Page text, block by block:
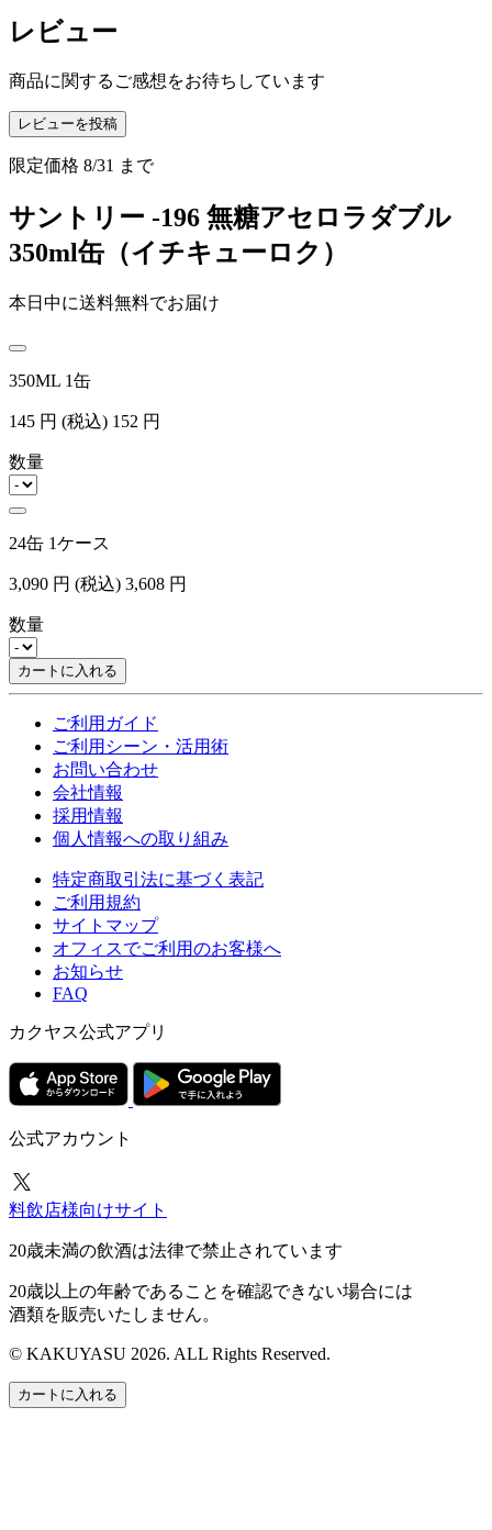
レビュー
商品に関するご感想をお待ちしています
レビューを投稿
限定価格 8/31 まで
サントリー -196 無糖アセロラダブル
350ml缶（イチキューロク）
本日中に送料無料でお届け
350ML 1缶
145 円 (税込) 152 円
数量
24缶 1ケース
3,090 円 (税込) 3,608 円
数量
カートに入れる
ご利用ガイド
ご利用シーン・活用術
お問い合わせ
会社情報
採用情報
個人情報への取り組み
特定商取引法に基づく表記
ご利用規約
サイトマップ
オフィスでご利用のお客様へ
お知らせ
FAQ
カクヤス公式アプリ
公式アカウント
料飲店様向けサイト
20歳未満の飲酒は法律で禁止されています
20歳以上の年齢であることを確認できない場合には
酒類を販売いたしません。
© KAKUYASU 2026. ALL Rights Reserved.
カートに入れる